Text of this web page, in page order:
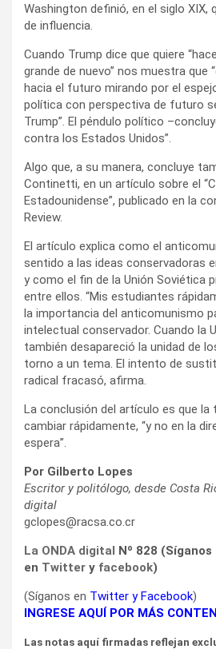
Washington definió, en el siglo XIX,
de influencia.
Cuando Trump dice que quiere
grande de nuevo” nos muestra que
hacia el futuro mirando por el
política con perspectiva de futuro
Trump”. El péndulo político
contra los Estados Unidos”.
Algo que, a su manera, concluye
Continetti, en un artículo sobre el
Estadounidense”, publicado en la
Review.
El artículo explica como el
sentido a las ideas conservadoras
y como el fin de la Unión Soviética
entre ellos. “Mis estudiantes
la importancia del anticomunismo
intelectual conservador. Cuando la
también desapareció la unidad de
torno a un tema. El intento de
radical fracasó, afirma.
La conclusión del artículo es que la
cambiar rápidamente, “y no en la
espera”.
Por Gilberto Lopes
Escritor y politólogo, desde Costa
digital
gclopes@racsa.co.cr
La ONDA digital Nº 828 (Síganos
en Twitter y facebook)
(Síganos en Twitter yFacebook)
INGRESE AQUÍ POR MÁS
Las notas aquí firmadas reflejan